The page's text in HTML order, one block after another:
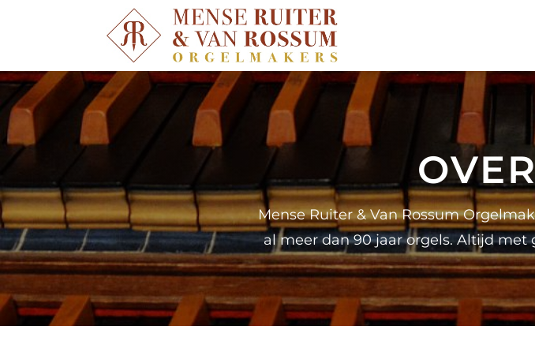
Mense Ruiter & Van Rossum
al meer dan 90 jaar orgels. Altijd